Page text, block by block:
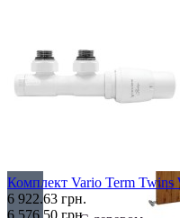
Из камня
Комплект Vario Term Twins
6 922.63 грн.
6 576.50 грн.